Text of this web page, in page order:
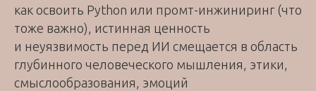
как освоить Python или промт-инжиниринг (что
тоже важно), истинная ценность
и неуязвимость перед ИИ смещается в область
глубинного человеческого мышления, этики,
смыслообразования, эмоций